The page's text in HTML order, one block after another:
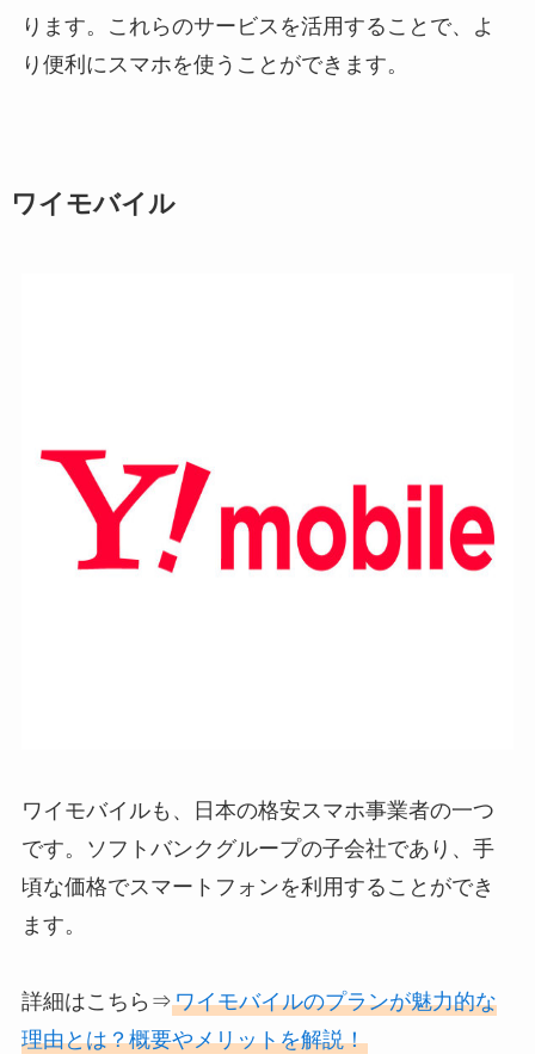
ります。これらのサービスを活用することで、よ
り便利にスマホを使うことができます。
ワイモバイル
ワイモバイルも、日本の格安スマホ事業者の一つ
です。ソフトバンクグループの子会社であり、手
頃な価格でスマートフォンを利用することができ
ます。
詳細はこちら⇒ワイモバイルのプランが魅力的な
理由とは？概要やメリットを解説！